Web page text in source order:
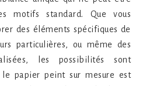
motifs standard. Que vous
des éléments spécifiques de
particulières, ou même des
les possibilités sont
papier peint sur mesure est